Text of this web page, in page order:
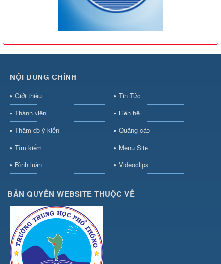
NỘI DUNG CHÍNH
Giới thiệu
Tin Tức
Thành viên
Liên hệ
Thăm dò ý kiến
Quảng cáo
Tìm kiếm
Menu Site
Bình luận
Videoclips
BẢN QUYỀN WEBSITE THUỘC VỀ